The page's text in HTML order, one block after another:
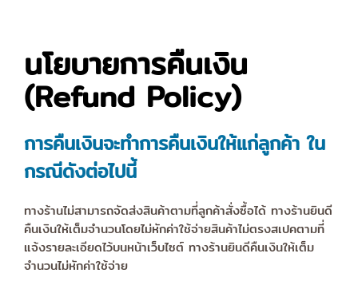
นโยบายการคืนเงิน
(Refund Policy)
การคืนเงินจะทำการคืนเงินให้แก่ลูกค้า ใน
กรณีดังต่อไปนี้
ทางร้านไม่สามารถจัดส่งสินค้าตามที่ลูกค้าสั่งซื้อได้ ทางร้านยินดี
คืนเงินให้เต็มจำนวนโดยไม่หักค่าใช้จ่ายสินค้าไม่ตรงสเปคตามที่
แจ้งรายละเอียดไว้บนหน้าเว็บไซต์ ทางร้านยินดีคืนเงินให้เต็ม
จำนวนไม่หักค่าใช้จ่าย